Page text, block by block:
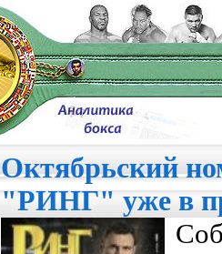
Октябрьский
"РИНГ" уже в